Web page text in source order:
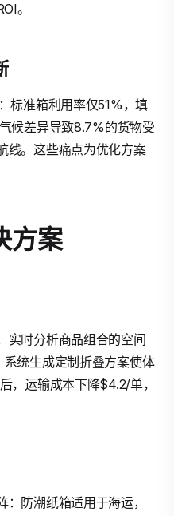
。
标准箱利用率仅51%，填
候差异导致8.7%的货物受
线。这些痛点为优化方案
方案
实时分析商品组合的空间
统生成定制折叠方案使体
，运输成本下降$4.2/单，
防潮纸箱适用于海运，